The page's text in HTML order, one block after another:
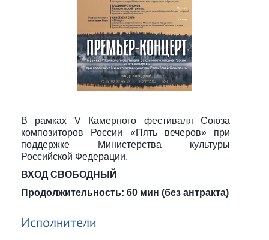
В рамках V Камерного фестиваля Союза
композиторов России «Пять вечеров» при
поддержке Министерства культуры
Российской Федерации.
ВХОД СВОБОДНЫЙ
Продолжительность: 60 мин (без антракта)
Исполнители